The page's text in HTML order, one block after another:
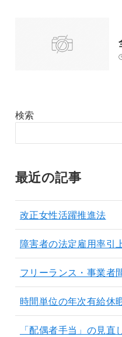
検索
最近の記事
改正女性活躍推進法
障害者の法定雇用率引
フリーランス・事業者
時間単位の年次有給休
「配偶者手当」の見直